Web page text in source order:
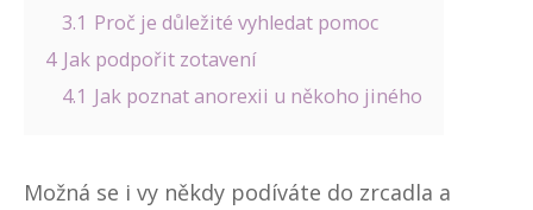
3.1 Proč je důležité vyhledat pomoc
4 Jak podpořit zotavení
4.1 Jak poznat anorexii u někoho jiného
Možná se i vy někdy podíváte do zrcadla a